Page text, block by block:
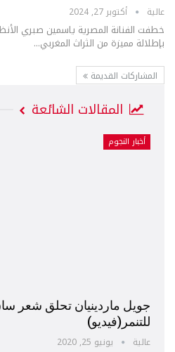
عالية أكتوبر 27, 2024
خطفت الفنانة المصرية ياسمين صبري
بإطلالة مميزة من الثراث المغربي...
المشاركات القديمة
المقالات الشائعة
أخبار النجوم
جويل ماردينيان تحلق شعر
للتنمر(فيديو)
عالية يونيو 25, 2020